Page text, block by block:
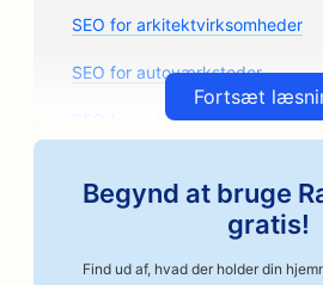
SEO for arkitektvirksomheder
SEO for autoværksteder
SEO for butikker med bildele
SEO for autoværksteder
SEO for håndværksmæssige
Fortsæt
Begynd at bruge
gratis!
Find ud af, hvad der holder din